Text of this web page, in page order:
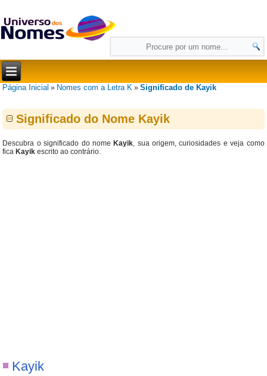
Página Inicial » Nomes com a Letra K »Significado de Kayik
Significado do Nome Kayik
Descubra o significado do nome Kayik, sua origem, curiosidades e veja como
fica Kayik escrito ao contrário.
Kayik